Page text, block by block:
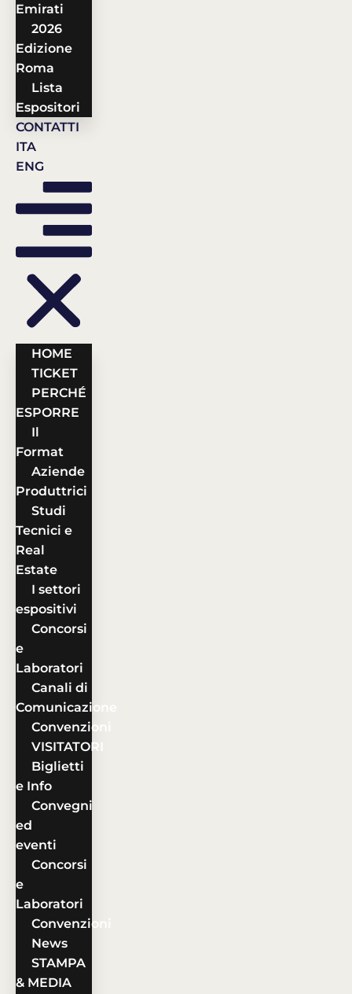
Emirati
2026
Edizione
Roma
Lista
Espositori
CONTATTI
ITA
ENG
HOME
TICKET
PERCHÉ
ESPORRE
Il
Format
Aziende
Produttrici
Studi
Tecnici e
Real
Estate
I settori
espositivi
Concorsi
e
Laboratori
Canali di
Comunicazione
Convenzioni
VISITATORI
Biglietti
e Info
Convegni
ed
eventi
Concorsi
e
Laboratori
Convenzioni
News
STAMPA
& MEDIA